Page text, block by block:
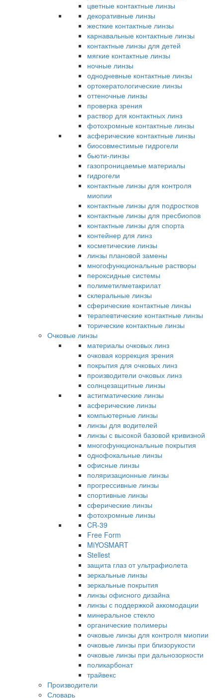
цветные контактные линзы
декоративные линзы
жесткие контактные линзы
карнавальные контактные линзы
контактные линзы для детей
мягкие контактные линзы
ночные линзы
однодневные контактные линзы
ортокератологические линзы
оттеночные линзы
проверка зрения
раствор для контактных линз
фотохромные контактные линзы
асферические контактные линзы
биосовместимые гидрогели
бьюти-линзы
газопроницаемые материалы
гидрогели
контактные линзы для контроля
миопии
контактные линзы для подростков
контактные линзы для пресбиопов
контактные линзы для спорта
контейнер для линз
косметические линзы
линзы плановой замены
многофункциональные растворы
пероксидные системы
полиметилметакрилат
склеральные линзы
сферические контактные линзы
терапевтические контактные линзы
торические контактные линзы
Очковые линзы
материалы очковых линз
очковая коррекция зрения
покрытия для очковых линз
производители очковых линз
солнцезащитные линзы
астигматические линзы
асферические линзы
компьютерные линзы
линзы для водителей
линзы с высокой базовой кривизной
многофункциональные покрытия
однофокальные линзы
офисные линзы
поляризационные линзы
прогрессивные линзы
спортивные линзы
сферические линзы
фотохромные линзы
CR-39
Free Form
MiYOSMART
Stellest
защита глаз от ультрафиолета
зеркальные линзы
зеркальные покрытия
линзы офисного дизайна
линзы с поддержкой аккомодации
минеральное стекло
органические полимеры
очковые линзы для контроля миопии
очковые линзы при близорукости
очковые линзы при дальнозоркости
поликарбонат
трайвекс
Производители
Словарь